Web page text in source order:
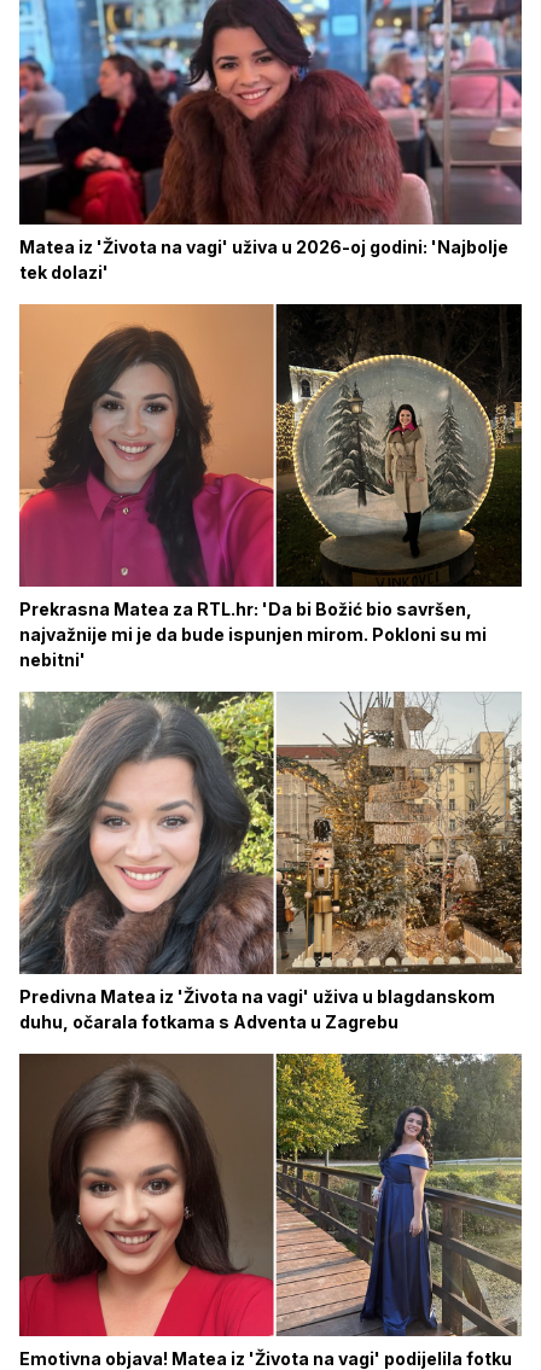
Matea iz 'Života na vagi' uživa u 2026-oj godini: 'Najbolje
tek dolazi'
Prekrasna Matea za RTL.hr: 'Da bi Božić bio savršen,
najvažnije mi je da bude ispunjen mirom. Pokloni su mi
nebitni'
Predivna Matea iz 'Života na vagi' uživa u blagdanskom
duhu, očarala fotkama s Adventa u Zagrebu
Emotivna objava! Matea iz 'Života na vagi' podijelila fotku